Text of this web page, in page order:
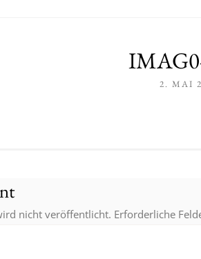
2. MAI
nicht veröffentlicht. Erforderliche